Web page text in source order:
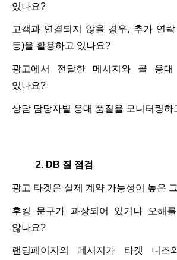
있나요?
고객과 연결되지 않을 경우, 추가 연락
등)을 활용하고 있나요?
광고에서 전달한 메시지와 콜 응대
있나요?
상담 담당자별 응대 품질을 모니터링하
2. DB 질 점검
광고 타겟은 실제 계약 가능성이 높은
후킹 문구가 과장되어 있거나 오해
않나요?
랜딩페이지의 메시지가 타겟 니즈